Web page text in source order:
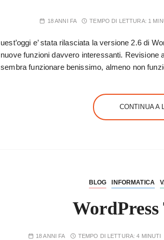
18 ANNI FA TEMPO DI LETTURA: 1
uest’oggi e’ stata rilasciata la versione 2.6 di
nuove funzioni davvero interessanti. Revisione
sembra funzionare benissimo, almeno non
CONTINUA A
BLOG INFORMATICA
WordPress
18 ANNI FA TEMPO DI LETTURA:4 MINUTI